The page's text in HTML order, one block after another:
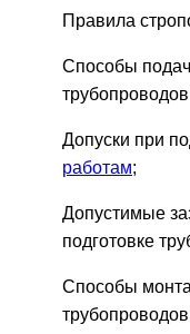
Правила
Способы
Допуски при
работам;
Допустимые
подготовке
Способы